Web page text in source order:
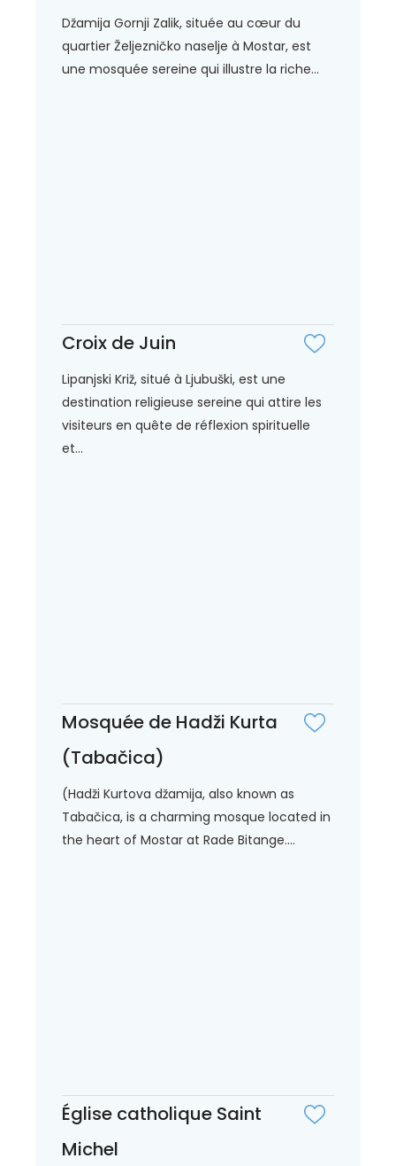
Džamija Gornji Zalik, située au cœur du
quartier Željezničko naselje à Mostar, est
une mosquée sereine qui illustre la riche...
Croix de Juin
Lipanjski Križ, situé à Ljubuški, est une
destination religieuse sereine qui attire les
visiteurs en quête de réflexion spirituelle
et...
Mosquée de Hadži Kurta
(Tabačica)
(Hadži Kurtova džamija, also known as
Tabačica, is a charming mosque located in
the heart of Mostar at Rade Bitange....
Église catholique Saint
Michel